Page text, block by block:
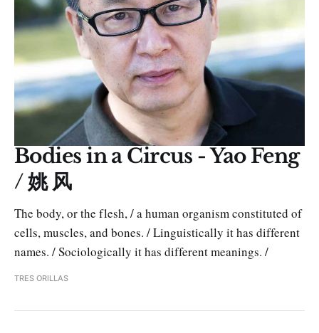
Bodies in a Circus - Yao Feng
/ 姚 风
The body, or the flesh, / a human organism constituted of
cells, muscles, and bones. / Linguistically it has different
names. / Sociologically it has different meanings. /
TRES ORILLAS